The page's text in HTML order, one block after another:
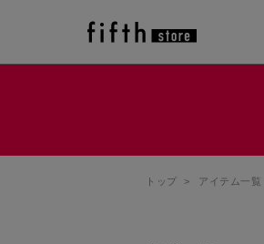
トップ > アイテム一覧